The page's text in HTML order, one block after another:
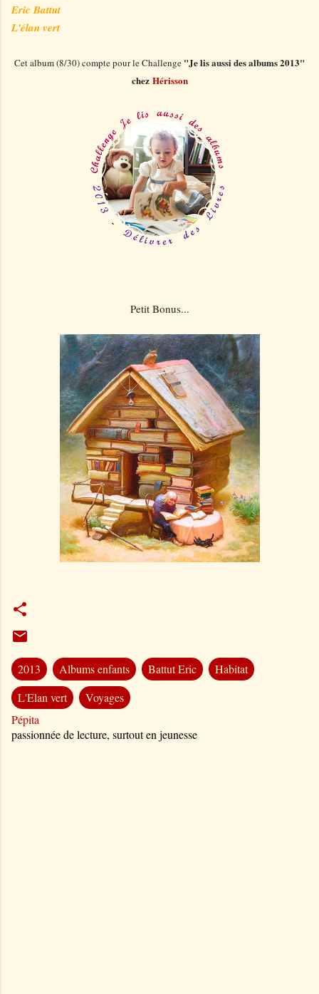
Eric Battut
L'élan vert
Cet album(8/30)comptepour le Challenge "Je lis aussi des albums 2013"
chez Hérisson
Petit Bonus...
2013 Albums enfants Battut Eric
Habitat
L'Elan vert
Voyages
Pépita
passionnée de lecture, surtout en jeunesse